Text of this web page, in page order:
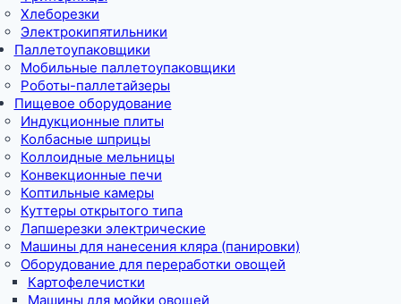
Хлеборезки
Электрокипятильники
Паллетоупаковщики
Мобильные паллетоупаковщики
Роботы-паллетайзеры
Пищевое оборудование
Индукционные плиты
Колбасные шприцы
Коллоидные мельницы
Конвекционные печи
Коптильные камеры
Куттеры открытого типа
Лапшерезки электрические
Машины для нанесения кляра (панировки)
Оборудование для переработки овощей
Картофелечистки
Машины для мойки овощей